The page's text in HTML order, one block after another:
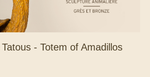
- Totem of Amadillos